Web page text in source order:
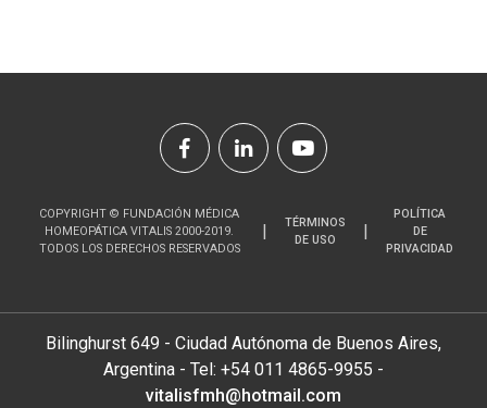
COPYRIGHT © FUNDACIÓN MÉDICA
HOMEOPÁTICA VITALIS 2000-2019.
TODOS LOS DERECHOS RESERVADOS
TÉRMINOS
DE USO
POLÍTICA
DE
PRIVACIDAD
Bilinghurst 649 - Ciudad Autónoma de Buenos Aires,
Argentina - Tel: +54 011 4865-9955 -
vitalisfmh@hotmail.com